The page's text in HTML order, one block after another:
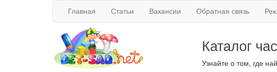
Главная Статьи Вакансии Обратная связь
Каталог
Узнайте о том, где